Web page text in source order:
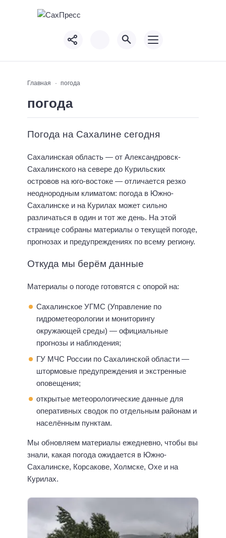
Главная погода
погода
Погода на Сахалине сегодня
Сахалинская область — от Александровск-
Сахалинского на севере до Курильских
островов на юго-востоке — отличается резко
неоднородным климатом: погода в Южно-
Сахалинске и на Курилах может сильно
различаться в один и тот же день. На этой
странице собраны материалы о текущей погоде,
прогнозах и предупреждениях по всему региону.
Откуда мы берём данные
Материалы о погоде готовятся с опорой на:
Сахалинское УГМС (Управление по
гидрометеорологии и мониторингу
окружающей среды) — официальные
прогнозы и наблюдения;
ГУ МЧС России по Сахалинской области —
штормовые предупреждения и экстренные
оповещения;
открытые метеорологические данные для
оперативных сводок по отдельным районам и
населённым пунктам.
Мы обновляем материалы ежедневно, чтобы вы
знали, какая погода ожидается в Южно-
Сахалинске, Корсакове, Холмске, Охе и на
Курилах.